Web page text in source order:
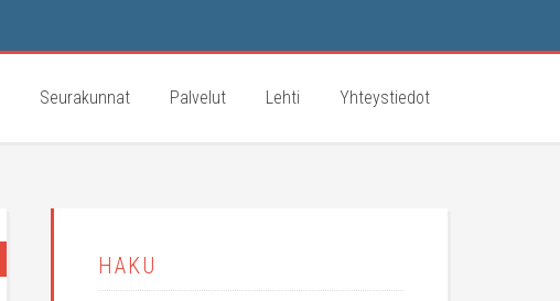
Seurakunnat Palvelut Lehti Yhteystiedot
HAKU